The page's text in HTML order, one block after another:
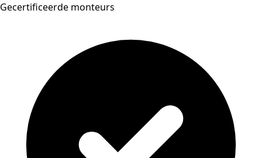
Gecertificeerde monteurs